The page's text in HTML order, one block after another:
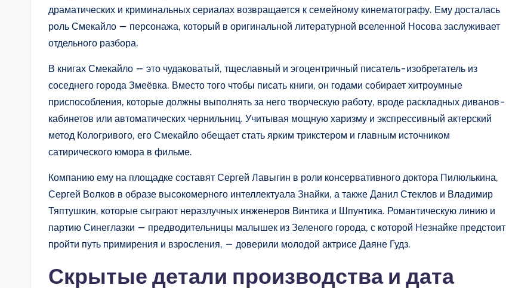
драматических и криминальных сериалах возвращается к семейному кинематографу. Ему досталась
роль Смекайло — персонажа, который в оригинальной литературной вселенной Носова заслуживает
отдельного разбора.
В книгах Смекайло — это чудаковатый, тщеславный и эгоцентричный писатель-изобретатель из
соседнего города Змеёвка. Вместо того чтобы писать книги, он годами собирает хитроумные
приспособления, которые должны выполнять за него творческую работу, вроде раскладных диванов-
кабинетов или автоматических чернильниц. Учитывая мощную харизму и экспрессивный актерский
метод Кологривого, его Смекайло обещает стать ярким трикстером и главным источником
сатирического юмора в фильме.
Компанию ему на площадке составят Сергей Лавыгин в роли консервативного доктора Пилюлькина,
Сергей Волков в образе высокомерного интеллектуала Знайки, а также Данил Стеклов и Владимир
Тяптушкин, которые сыграют неразлучных инженеров Винтика и Шпунтика. Романтическую линию и
партию Синеглазки — предводительницы малышек из Зеленого города, с которой Незнайке предстоит
пройти путь примирения и взросления, — доверили молодой актрисе Даяне Гудз.
Скрытые детали производства и дата